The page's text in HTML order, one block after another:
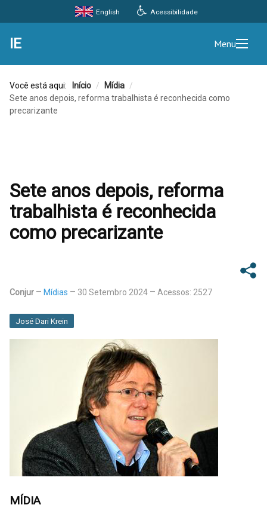
Acessibilidade
English
IE Menu
Você está aqui: Início / Mídia /
Sete anos depois, reforma trabalhista é reconhecida como
precarizante
Sete anos depois, reforma
trabalhista é reconhecida
como precarizante
Conjur Mídias 30 Setembro 2024 Acessos: 2527
José Dari Krein
MÍDIA